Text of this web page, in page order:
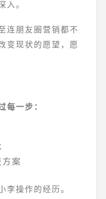
入。
连朋友圈营销都不
变现状的愿望，愿
每一步：
案
李操作的经历。